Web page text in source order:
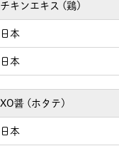
チキンエキス (鶏)
日本
日本
XO醤 (ホタテ)
日本